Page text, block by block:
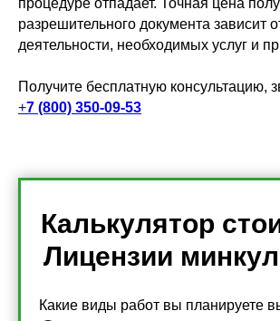
процедуре отпадает. Точная цена
разрешительного документа зависит
деятельности, необходимых услуг и
Получите бесплатную консультацию,
+7 (800) 350-09-53
Калькулятор
Лицензии
Какие виды работ вы планируете